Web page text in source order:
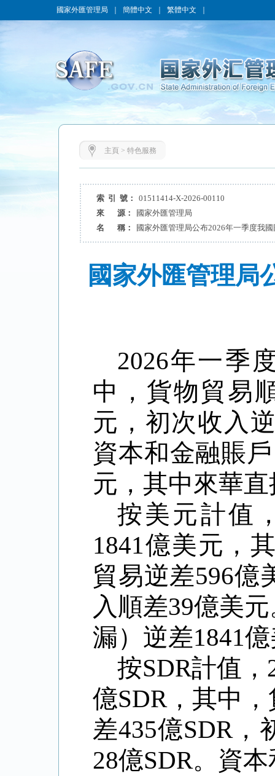
國家外匯管理局 簡體中文 繁體中文
主頁 > 特色服務
索 引 號：
01511414-X-2026-00110
來 源：
國家外匯管理局
名 稱：
國家外匯管理局公布2026年一季度我
國家外匯管理局
2026年一季
中，貨物貿易
元，初次收入
資本和金融賬
元，其中來華
按美元計值
1841億美元，
貿易逆差596億
入順差39億美
漏）逆差1841
按SDR計值，
億SDR，其中
差435億SDR ，
28億SDR。資